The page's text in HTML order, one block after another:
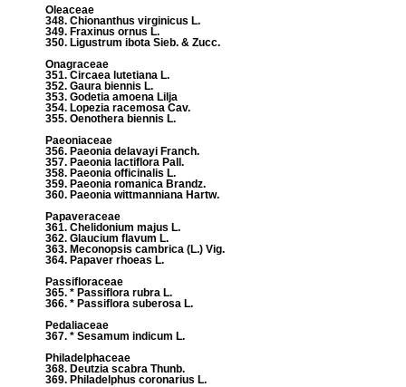
Oleaceae
348. Chionanthus virginicus L.
349. Fraxinus ornus L.
350. Ligustrum ibota Sieb. & Zucc.
Onagraceae
351. Circaea lutetiana L.
352. Gaura biennis L.
353. Godetia amoena Lilja
354. Lopezia racemosa Cav.
355. Oenothera biennis L.
Paeoniaceae
356. Paeonia delavayi Franch.
357. Paeonia lactiflora Pall.
358. Paeonia officinalis L.
359. Paeonia romanica Brandz.
360. Paeonia wittmanniana Hartw.
Papaveraceae
361. Chelidonium majus L.
362. Glaucium flavum L.
363. Meconopsis cambrica (L.) Vig.
364. Papaver rhoeas L.
Passifloraceae
365. * Passiflora rubra L.
366. * Passiflora suberosa L.
Pedaliaceae
367. * Sesamum indicum L.
Philadelphaceae
368. Deutzia scabra Thunb.
369. Philadelphus coronarius L.